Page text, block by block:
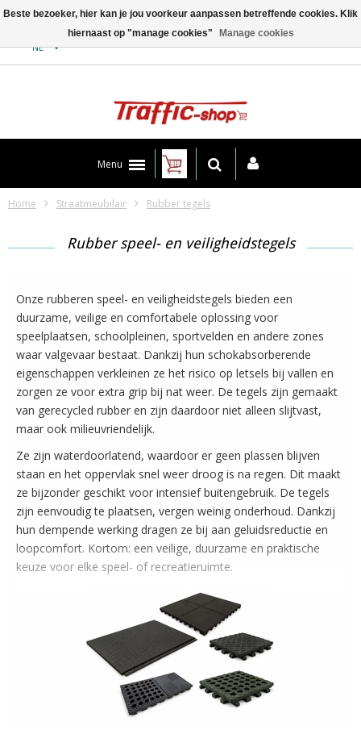
NL
Menu
Home Straatmeubilair Rubber tegels
Rubber speel- en veiligheidstegels
Onze rubberen speel- en veiligheidstegels bieden een
duurzame, veilige en comfortabele oplossing voor
speelplaatsen, schoolpleinen, sportvelden en andere zones
waar valgevaar bestaat. Dankzij hun schokabsorberende
eigenschappen verkleinen ze het risico op letsels bij vallen en
zorgen ze voor extra grip bij nat weer. De tegels zijn gemaakt
van gerecycled rubber en zijn daardoor niet alleen slijtvast,
maar ook milieuvriendelijk.
Ze zijn waterdoorlatend, waardoor er geen plassen blijven
staan en het oppervlak snel weer droog is na regen. Dit maakt
ze bijzonder geschikt voor intensief buitengebruik. De tegels
zijn eenvoudig te plaatsen, vergen weinig onderhoud. Dankzij
hun dempende werking dragen ze bij aan geluidsreductie en
loopcomfort. Kortom: een veilige, duurzame en praktische
keuze voor elke speel- of recreatieruimte.
Beste bezoeker, hier kan je jou voorkeur aanpassen betreffende cookies. Klik
hiernaast op "manage cookies"
Manage cookies